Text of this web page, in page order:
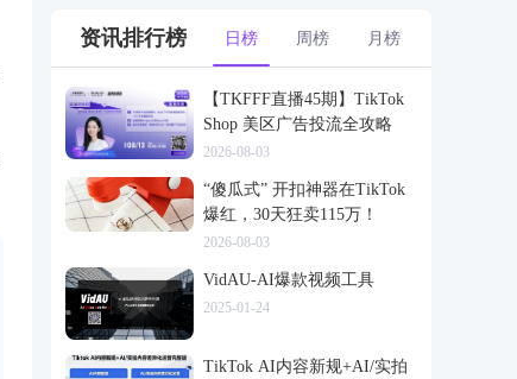
资讯排行榜 日榜 周榜 月榜
【TKFFF直播45期】TikTok
Shop 美区广告投流全攻略
2026-08-03
“傻瓜式” 开扣神器在TikTok
爆红，30天狂卖115万！
2026-08-03
VidAU-AI爆款视频工具
2025-01-24
TikTok AI内容新规+AI/实拍